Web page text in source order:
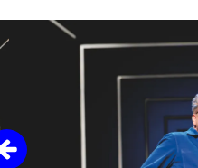
Overslaan